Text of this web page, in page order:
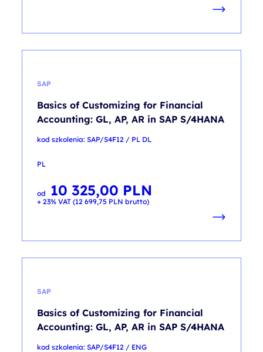
SAP
Basics of Customizing for Financial
Accounting: GL, AP, AR in SAP S/4HANA
kod szkolenia: SAP/S4F12 / PL DL
PL
od 10 325,00 PLN
+ 23% VAT (12 699,75 PLN brutto)
SAP
Basics of Customizing for Financial
Accounting: GL, AP, AR in SAP S/4HANA
kod szkolenia: SAP/S4F12 / ENG